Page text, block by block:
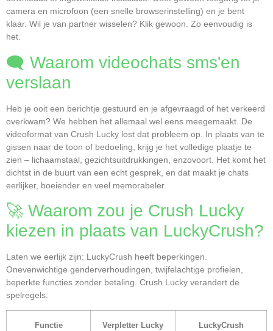
camera en microfoon (een snelle browserinstelling) en je bent
klaar. Wil je van partner wisselen? Klik gewoon. Zo eenvoudig is
het.
🗨️ Waarom videochats sms'en
verslaan
Heb je ooit een berichtje gestuurd en je afgevraagd of het verkeerd
overkwam? We hebben het allemaal wel eens meegemaakt. De
videoformat van Crush Lucky lost dat probleem op. In plaats van te
gissen naar de toon of bedoeling, krijg je het volledige plaatje te
zien – lichaamstaal, gezichtsuitdrukkingen, enzovoort. Het komt het
dichtst in de buurt van een echt gesprek, en dat maakt je chats
eerlijker, boeiender en veel memorabeler.
🚀 Waarom zou je Crush Lucky
kiezen in plaats van LuckyCrush?
Laten we eerlijk zijn: LuckyCrush heeft beperkingen.
Onevenwichtige genderverhoudingen, twijfelachtige profielen,
beperkte functies zonder betaling. Crush Lucky verandert de
spelregels:
Functie Verpletter Lucky LuckyCrush